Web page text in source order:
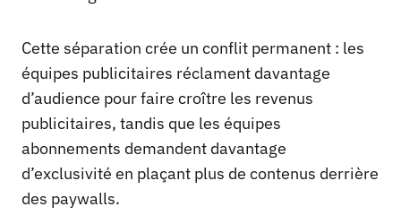
Cette séparation crée un conflit permanent : les
équipes publicitaires réclament davantage
d’audience pour faire croître les revenus
publicitaires, tandis que les équipes
abonnements demandent davantage
d’exclusivité en plaçant plus de contenus derrière
des paywalls.